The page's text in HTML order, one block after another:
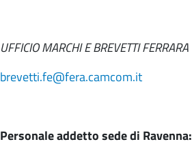
UFFICIO MARCHI E BREVETTI FERRARA
brevetti.fe@fera.camcom.it
Personale addetto sede di Ravenna: